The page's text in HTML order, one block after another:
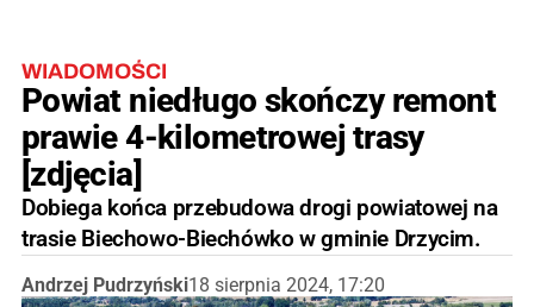
WIADOMOŚCI
Powiat niedługo skończy remont
prawie 4-kilometrowej trasy
[zdjęcia]
Dobiega końca przebudowa drogi powiatowej na
trasie Biechowo-Biechówko w gminie Drzycim.
Andrzej Pudrzyński18 sierpnia 2024, 17:20